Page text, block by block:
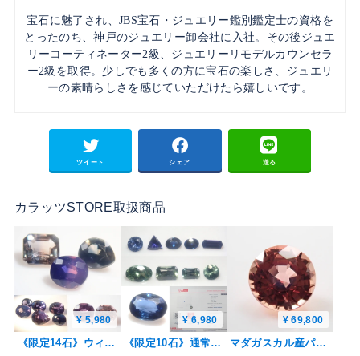
宝石に魅了され、JBS宝石・ジュエリー鑑別鑑定士の資格を
とったのち、神戸のジュエリー卸会社に入社。その後ジュエ
リーコーティネーター2級、ジュエリーリモデルカウンセラ
ー2級を取得。少しでも多くの方に宝石の楽しさ、ジュエリ
ーの素晴らしさを感じていただけたら嬉しいです。
ツイート シェア 送る
カラッツSTORE取扱商品
¥ 5,980
《限定14石》ウィンザーサファイアガチャ１石（バイカラー、シルキー、カラーチェンジ、平均0.30ct）《複数購入割引有》
¥ 6,980
《限定10石》通常69,800円の非加熱コーンフラワーブルーサファイア含むサファイアガチャ（おまけでサンジェ氏サファイア1石）《複数購入割引有》
¥ 69,800
マダガスカル産パパラチアサファイア 3.9mm/0.314ctルース 中宝鑑